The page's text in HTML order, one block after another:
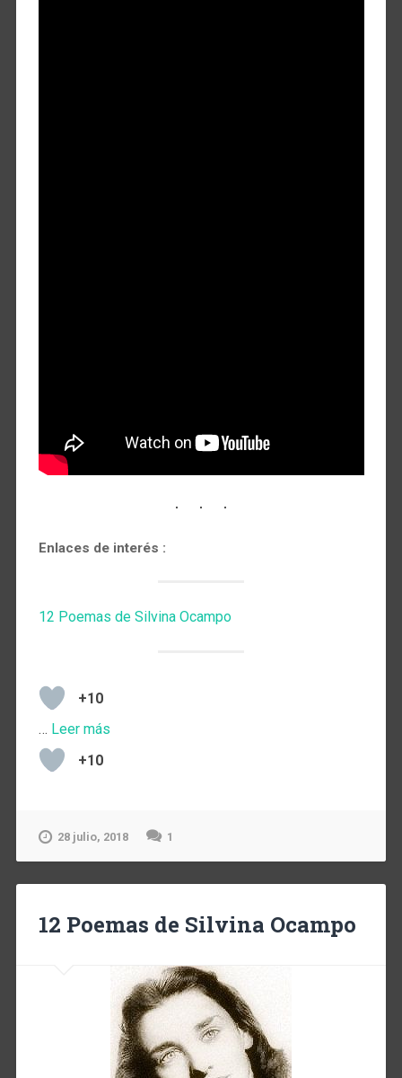
Enlaces de interés :
12 Poemas de Silvina Ocampo
+10
… Leer más
+10
28 julio, 2018 1
12 Poemas de Silvina Ocampo